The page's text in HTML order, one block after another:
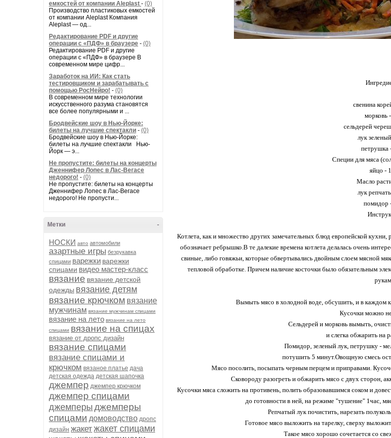
емкостей от компании Aleplast - (0)
Производство пластиковых емкостей
от компании Aleplast Компания
Aleplast — од...
Редактирование PDF и другие
операции с «ПДФ» в браузере - (0)
Редактирование PDF и другие
операции с «ПДФ» в браузере В
современном мире цифр...
Заработок на ИИ: Как стать
тестировщиком и зарабатывать с
помощью РосНейро! - (0)
В современном мире технологии
искусственного разума становятся
все более популярными и ...
Бродвейские шоу в Нью-Йорке:
билеты на лучшие спектакли - (0)
Бродвейские шоу в Нью-Йорке:
билеты на лучшие спектакли Нью-
Йорк — э...
Не пропустите: билеты на концерты
Дженнифер Лопес в Лас-Вегасе
недорого! - (0)
Не пропустите: билеты на концерты
Дженнифер Лопес в Лас-Вегасе
недорого! Не пропусти...
-
Метки
НОСКИ авто автомобили
азартные игры безрукавка
спицами варежки варежки
спицами видео мастер-класс
вязание вязание детской
одежды вязание детям
вязание крючком вязание
мужчинам вязание мужчинам спицами
вязание на лето вязание на лето
спицами вязание на спицах
вязание от дропс дизайн
вязание спицами
вязание спицами и
крючком вязаное платье дача
детская одежда детская шапочка
джемпер джемпер крючком
джемпер спицами
джемперы джемперы
спицами домоводство дропс
дизайн жакетжакет спицами
свенина
морковь
сельдерей
лук
петрушка
Специи для мяса
яйцо -
Масло
лук
помидор
Котлета, как и множество других замечательных блюд европейской
обозначает ребрышко.В те далекие времена котлета делалась очень
свиные, либо говяжьи, которые обвертывались двойным слоем мясной
тепловой обработке. Причем наличие косточки было обязательным
Вымыть мясо в холодной воде, обсушить, и в каждом
Кусочки можно
Сельдерей и морковь вымыть,
и слегка обжарить на
Помидор, зеленый лук, петрушку -
потушить 5 минут.Овощную смесь
Мясо посолить, посыпать черным перцем и приправами.
Сковороду разогреть и обжарить мясо с двух сторон,
Кусочки мяса сложить на противень, полить образовавшимся соком и
до готовности в ней, на режиме "тушение" 1час,
Репчатый лук почистить, нарезать
Готовое мясо выложить на тарелку, сверху
Такое мясо хорошо сочетается со